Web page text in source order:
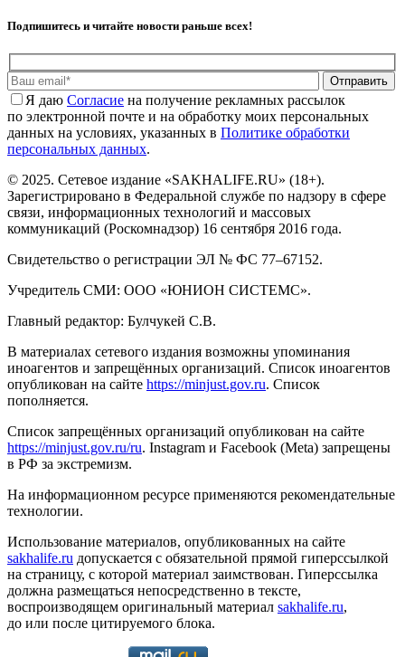
Подпишитесь и читайте новости раньше всех!
Отправить
Я даю Cогласие на получение рекламных рассылок
по электронной почте и на обработку моих персональных
данных на условиях, указанных в Политике обработки
персональных данных.
© 2025. Сетевое издание «SAKHALIFE.RU» (18+).
Зарегистрировано в Федеральной службе по надзору в сфере
связи, информационных технологий и массовых
коммуникаций (Роскомнадзор) 16 сентября 2016 года.
Свидетельство о регистрации ЭЛ № ФС 77–67152.
Учредитель СМИ: ООО «ЮНИОН СИСТЕМС».
Главный редактор: Булчукей С.В.
В материалах сетевого издания возможны упоминания
иноагентов и запрещённых организаций. Список иноагентов
опубликован на сайте https://minjust.gov.ru. Список
пополняется.
Список запрещённых организаций опубликован на сайте
https://minjust.gov.ru/ru. Instagram и Facebook (Metа) запрещены
в РФ за экстремизм.
На информационном ресурсе применяются рекомендательные
технологии.
Использование материалов, опубликованных на сайте
sakhalife.ru допускается с обязательной прямой гиперссылкой
на страницу, с которой материал заимствован. Гиперссылка
должна размещаться непосредственно в тексте,
воспроизводящем оригинальный материал sakhalife.ru,
до или после цитируемого блока.